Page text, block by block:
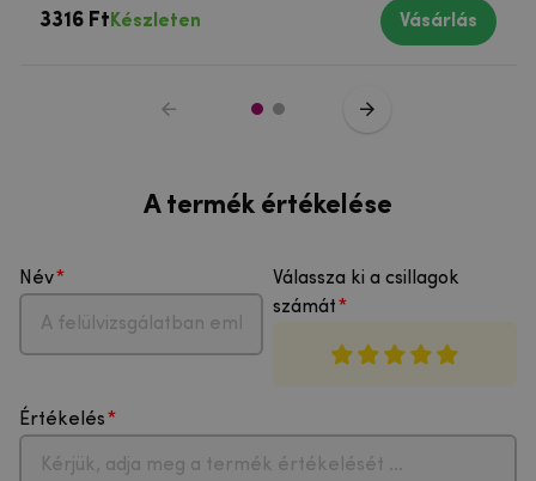
3316 Ft Készleten Vásárlás
A termék értékelése
Név
Válassza ki a csillagok
számát
Értékelés